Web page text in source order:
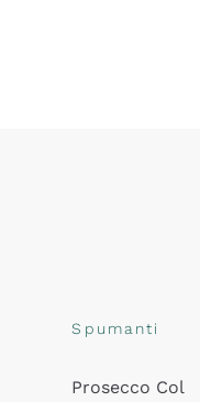
Spumanti
Prosecco Col